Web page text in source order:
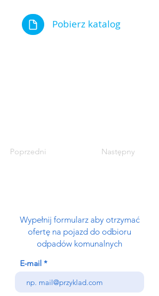
Pobierz katalog
Poprzedni Następny
Wypełnij formularz aby otrzymać
ofertę na pojazd do odbioru
odpadów komunalnych
E-mail